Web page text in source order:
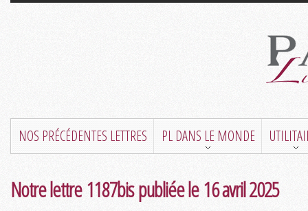
NOS PRÉCÉDENTES LETTRES PL DANS LE MONDE
Notre lettre 1187bis publiée le 16 avril 2025